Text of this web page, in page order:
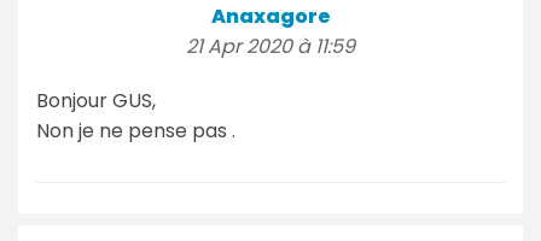
Anaxagore
21 Apr 2020 à 11:59
Bonjour GUS,
Non je ne pense pas .